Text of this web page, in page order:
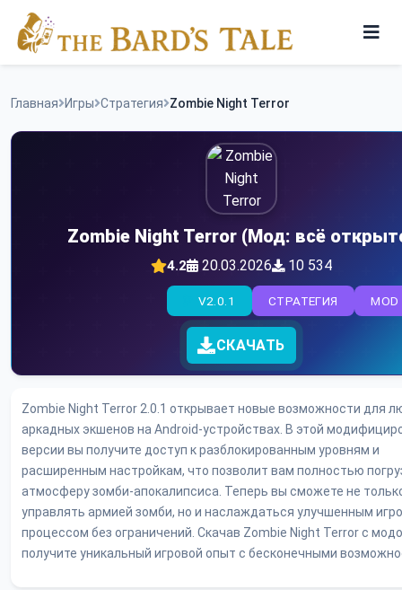
content
Программы
Главная Игры Стратегия Zombie Night Terror
Zombie Night Terror (Мод: всё
4.2 20.03.2026 10 534
MOD
СТРАТЕГИЯ
V2.0.1
СКАЧАТЬ
Zombie Night Terror 2.0.1 открывает новые возможности для
аркадных экшенов на Android-устройствах. В этой
версии вы получите доступ к разблокированным уровням и
расширенным настройкам, что позволит вам полностью
атмосферу зомби-апокалипсиса. Теперь вы сможете не
управлять армией зомби, но и наслаждаться улучшенным
процессом без ограничений. Скачав Zombie Night Terror с
получите уникальный игровой опыт с бесконечными